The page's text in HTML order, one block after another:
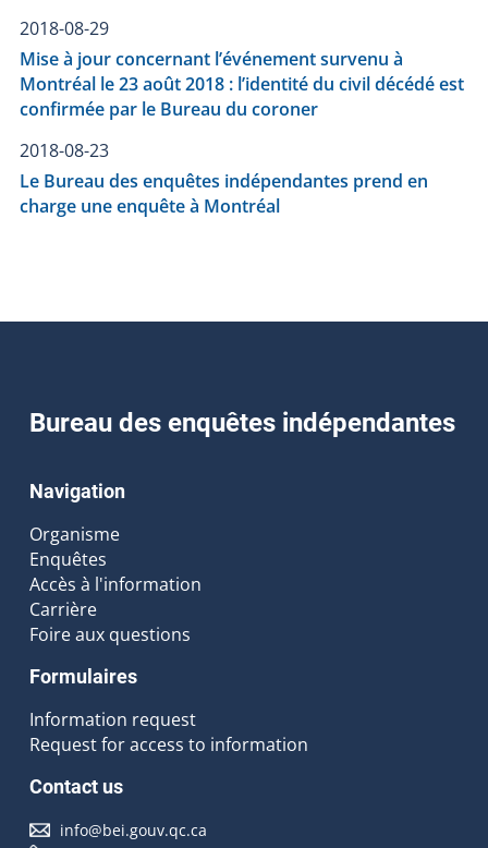
2018-08-29
Mise à jour concernant l’événement survenu à
Montréal le 23 août 2018 : l’identité du civil décédé est
confirmée par le Bureau du coroner
2018-08-23
Le Bureau des enquêtes indépendantes prend en
charge une enquête à Montréal
Bureau des enquêtes indépendantes
Navigation
Organisme
Enquêtes
Accès à l'information
Carrière
Foire aux questions
Formulaires
Information request
Request for access to information
Contact us
info@bei.gouv.qc.ca